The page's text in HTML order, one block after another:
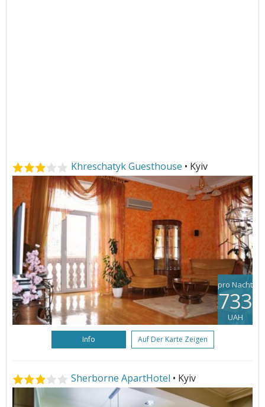
Khreschatyk Guesthouse • Kyiv
pro Nacht
733
UAH
Info Auf Der Karte Zeigen
Sherborne ApartHotel • Kyiv